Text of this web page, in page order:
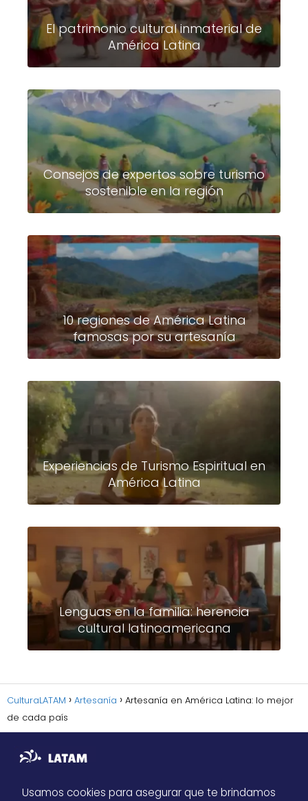
El patrimonio cultural inmaterial de
América Latina
Consejos de expertos sobre turismo
sostenible en la región
10 regiones de América Latina
famosas por su artesanía
Experiencias de Turismo Espiritual en
América Latina
Lenguas en la familia: herencia
cultural latinoamericana
CulturaLATAM Artesanía
Artesanía en América Latina: lo mejor
de cada país
Usamos cookies para asegurar que te brindamos